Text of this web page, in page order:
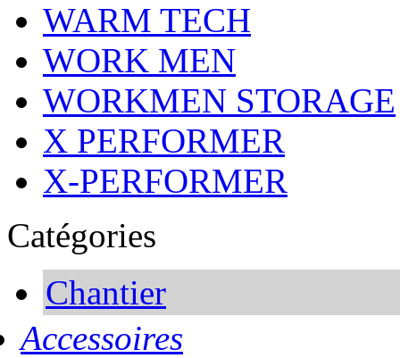
WARM TECH
WORK MEN
WORKMEN STORAGE
X PERFORMER
X-PERFORMER
Catégories
Chantier
Accessoires